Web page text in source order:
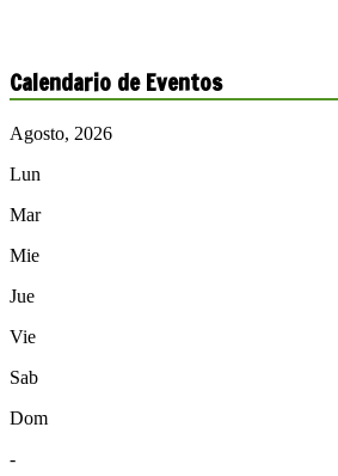
Calendario de Eventos
Agosto, 2026
Lun
Mar
Mie
Jue
Vie
Sab
Dom
-